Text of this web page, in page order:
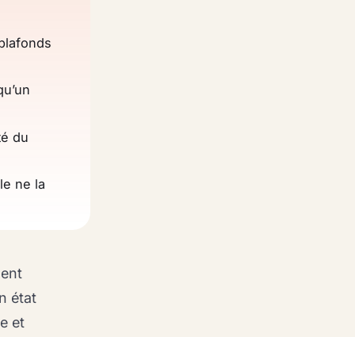
du
ne la
état
et